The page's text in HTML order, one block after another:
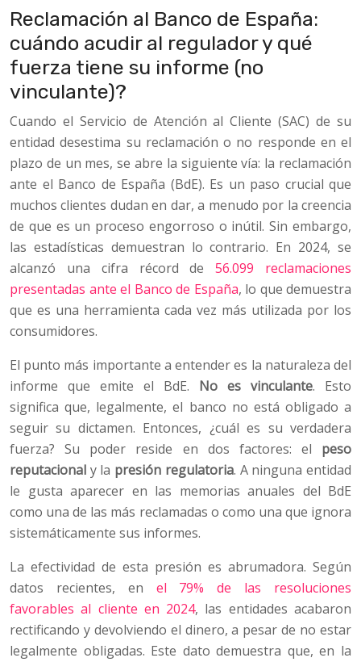
Reclamación al Banco de España:
cuándo acudir al regulador y qué
fuerza tiene su informe (no
vinculante)?
Cuando el Servicio de Atención al Cliente (SAC) de su
entidad desestima su reclamación o no responde en el
plazo de un mes, se abre la siguiente vía: la reclamación
ante el Banco de España (BdE). Es un paso crucial que
muchos clientes dudan en dar, a menudo por la creencia
de que es un proceso engorroso o inútil. Sin embargo,
las estadísticas demuestran lo contrario. En 2024, se
alcanzó una cifra récord de56.099 reclamaciones
presentadas ante el Banco de España, lo que demuestra
que es una herramienta cada vez más utilizada por los
consumidores.
El punto más importante a entender es la naturaleza del
informe que emite el BdE. No es vinculante. Esto
significa que, legalmente, el banco no está obligado a
seguir su dictamen. Entonces, ¿cuál es su verdadera
fuerza? Su poder reside en dos factores: el peso
reputacional y la presión regulatoria. A ninguna entidad
le gusta aparecer en las memorias anuales del BdE
como una de las más reclamadas o como una que ignora
sistemáticamente sus informes.
La efectividad de esta presión es abrumadora. Según
datos recientes, en el 79% de las resoluciones
favorables al cliente en 2024, las entidades acabaron
rectificando y devolviendo el dinero, a pesar de no estar
legalmente obligadas. Este dato demuestra que, en la